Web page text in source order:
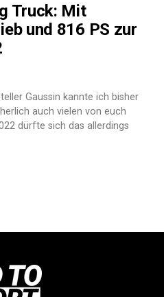
Truck: Mit
und 816 PS zur
Gaussin kannte ich bisher
auch vielen von euch
dürfte sich das allerdings